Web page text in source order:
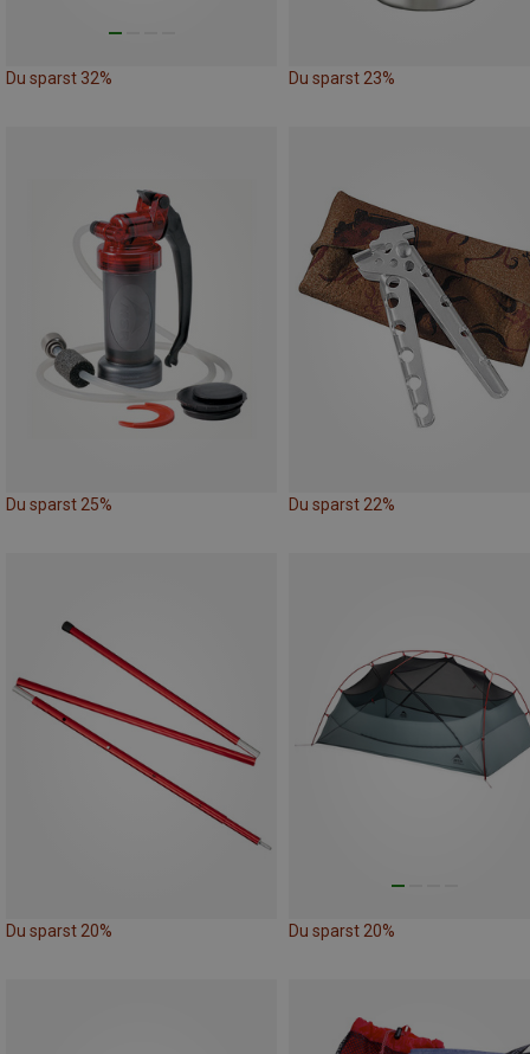
Du sparst 32% Du sparst 23%
Du sparst 25% Du sparst 22%
Du sparst 20% Du sparst 20%